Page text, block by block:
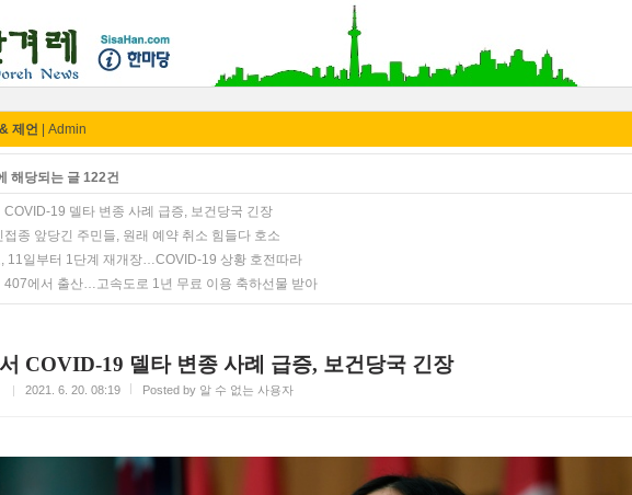
제언 Admin
해당되는 글 122건
COVID-19 델타 변종 사례 급증, 보건당국 긴장
접종 앞당긴 주민들, 원래 예약 취소 힘들다 호소
11일부터 1단계 재개장…COVID-19 상황 호전따라
407에서 출산…고속도로 1년 무료 이용 축하선물 받아
COVID-19 델타 변종 사례 급증, 보건당국 긴장
2021. 6. 20. 08:19 Posted by 알 수 없는 사용자